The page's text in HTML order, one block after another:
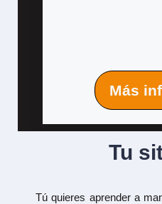
Más
Tu
Tú quieres aprender a